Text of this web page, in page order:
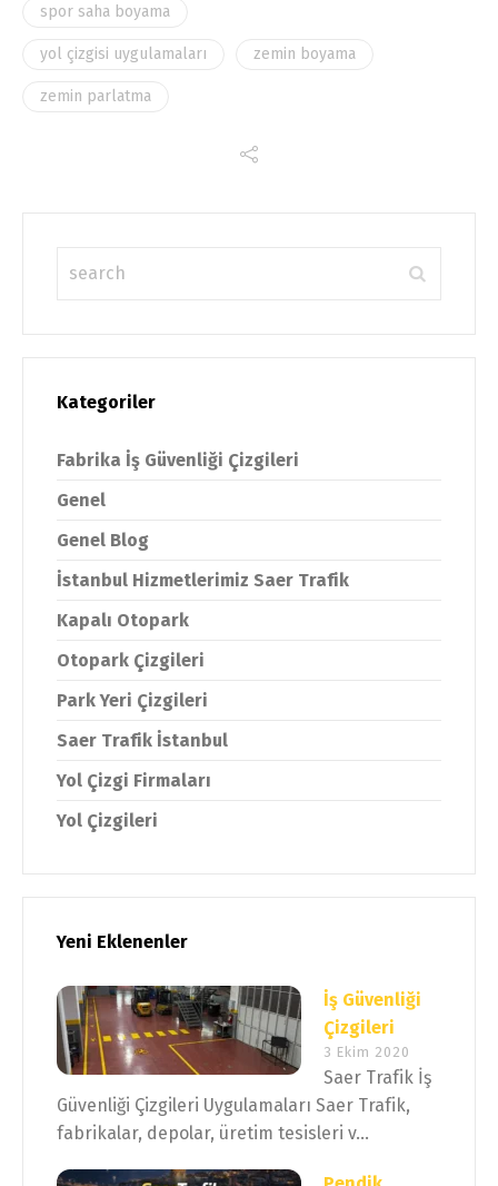
spor saha boyama
yol çizgisi uygulamaları zemin boyama
zemin parlatma
Kategoriler
Fabrika İş Güvenliği Çizgileri
Genel
Genel Blog
İstanbul Hizmetlerimiz Saer Trafik
Kapalı Otopark
Otopark Çizgileri
Park Yeri Çizgileri
Saer Trafik İstanbul
Yol Çizgi Firmaları
Yol Çizgileri
Yeni Eklenenler
İş Güvenliği
Çizgileri
3 Ekim 2020
Saer Trafik İş
Güvenliği Çizgileri Uygulamaları Saer Trafik,
fabrikalar, depolar, üretim tesisleri v...